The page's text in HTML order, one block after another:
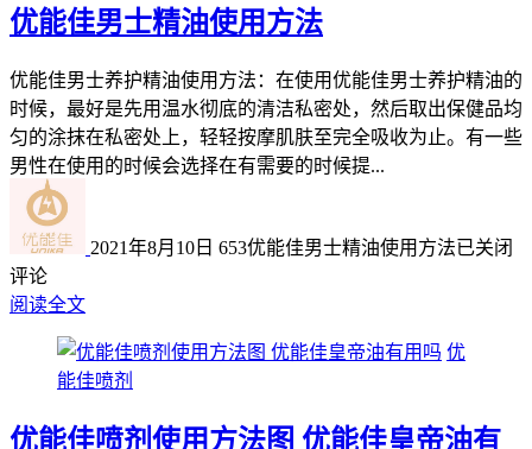
优能佳男士精油使用方法
优能佳男士养护精油使用方法：在使用优能佳男士养护精油的
时候，最好是先用温水彻底的清洁私密处，然后取出保健品均
匀的涂抹在私密处上，轻轻按摩肌肤至完全吸收为止。有一些
男性在使用的时候会选择在有需要的时候提...
2021年8月10日 653优能佳男士精油使用方法已关闭
评论
阅读全文
优
能佳喷剂
优能佳喷剂使用方法图 优能佳皇帝油有